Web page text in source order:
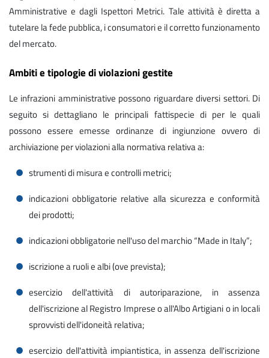
Amministrative e dagli Ispettori Metrici. Tale attività è diretta a
tutelare la fede pubblica, i consumatori e il corretto funzionamento
del mercato.
Ambiti e tipologie di violazioni gestite
Le infrazioni amministrative possono riguardare diversi settori. Di
seguito si dettagliano le principali fattispecie di per le quali
possono essere emesse ordinanze di ingiunzione ovvero di
archiviazione per violazioni alla normativa relativa a:
strumenti di misura e controlli metrici;
indicazioni obbligatorie relative alla sicurezza e conformità
dei prodotti;
indicazioni obbligatorie nell'uso del marchio “Made in Italy”;
iscrizione a ruoli e albi (ove prevista);
esercizio dell'attività di autoriparazione, in assenza
dell'iscrizione al Registro Imprese o all'Albo Artigiani o in locali
sprovvisti dell'idoneità relativa;
esercizio dell'attività impiantistica, in assenza dell'iscrizione